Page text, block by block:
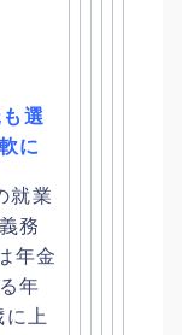
選
に
就業
務
年金
年
上